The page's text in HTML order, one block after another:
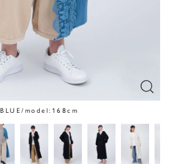
BLUE/model:168cm